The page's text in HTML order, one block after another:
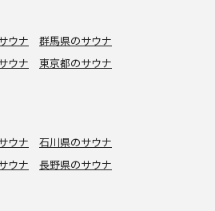
ウナ
群馬県のサウナ
ウナ
東京都のサウナ
ウナ
石川県のサウナ
ウナ 長野県のサウナ